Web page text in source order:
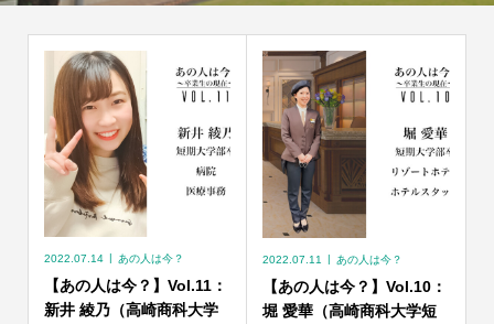
2022.07.14 あの人は今？
【あの人は今？】Vol.11：
新井 綾乃（高崎商科大学
2022.07.11 あの人は今？
【あの人は今？】Vol.10：
堀 愛華（高崎商科大学短